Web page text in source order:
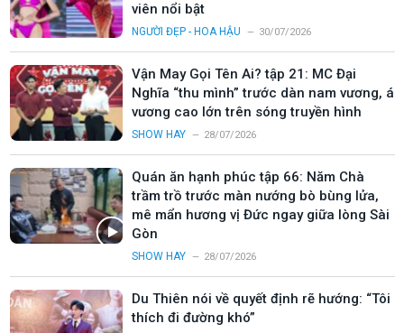
viên nổi bật
NGƯỜI ĐẸP - HOA HẬU 30/07/2026
Vận May Gọi Tên Ai? tập 21: MC Đại
Nghĩa “thu mình” trước dàn nam vương, á
vương cao lớn trên sóng truyền hình
SHOW HAY 28/07/2026
Quán ăn hạnh phúc tập 66: Năm Chà
trầm trồ trước màn nướng bò bùng lửa,
mê mẩn hương vị Đức ngay giữa lòng Sài
Gòn
SHOW HAY 28/07/2026
Du Thiên nói về quyết định rẽ hướng: “Tôi
thích đi đường khó”